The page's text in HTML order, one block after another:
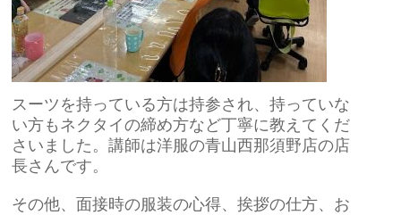
スーツを持っている方は持参され、持っていな
い方もネクタイの締め方など丁寧に教えてくだ
さいました。講師は洋服の青山西那須野店の店
長さんです。
その他、面接時の服装の心得、挨拶の仕方、お